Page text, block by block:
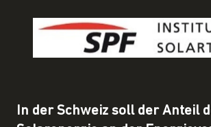
In der Schweiz soll der Anteil